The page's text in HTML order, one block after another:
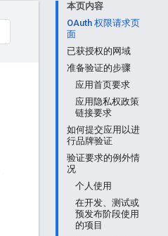
本页内容
OAuth 权限请求页
面
已获授权的网域
准备验证的步骤
应用首页要求
应用隐私权政策
链接要求
如何提交应用以进
行品牌验证
验证要求的例外情
况
个人使用
在开发、测试或
预发布阶段使用
的项目